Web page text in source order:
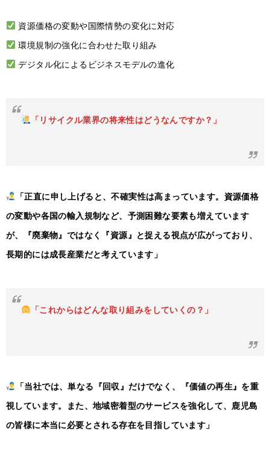
資源価格の変動や国際情勢の変化に対応
環境規制の強化に合わせた取り組み
デジタル化によるビジネスモデルの進化
「リサイクル業界の将来性はどうなんですか？」
「正直に申し上げると、不確実性は高まっています。資源価格
の変動や各国の輸入規制など、予測困難な要素も増えています
が、『廃棄物』ではなく『資源』と捉える視点が広がっており、
長期的には成長産業だと考えています」
「これからはどんな取り組みをしていくの？」
「当社では、単なる『回収』だけでなく、『価値の再生』を重
視しています。また、地域密着型のサービスを強化して、鹿児島
の皆様に本当に必要とされる存在を目指しています」